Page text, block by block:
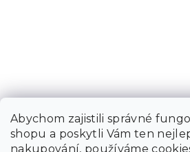
Abychom zajistili správné
shopu a poskytli Vám ten
nakupování, používáme